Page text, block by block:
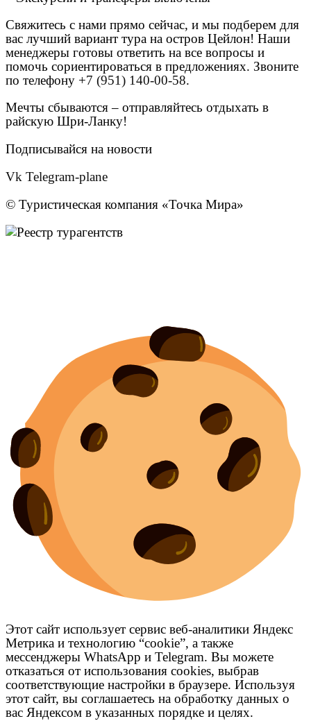
Свяжитесь с нами прямо сейчас, и мы подберем для
вас лучший вариант тура на остров Цейлон! Наши
менеджеры готовы ответить на все вопросы и
помочь сориентироваться в предложениях. Звоните
по телефону +7 (951) 140-00-58.
Мечты сбываются – отправляйтесь отдыхать в
райскую Шри-Ланку!
Подписывайся на новости
Vk Telegram-plane
© Туристическая компания «Точка Мира»
Этот сайт использует сервис веб-аналитики Яндекс
Метрика и технологию “cookie”, а также
мессенджеры WhatsApp и Telegram. Вы можете
отказаться от использования cookies, выбрав
соответствующие настройки в браузере. Используя
этот сайт, вы соглашаетесь на обработку данных о
вас Яндексом в указанных порядке и целях.